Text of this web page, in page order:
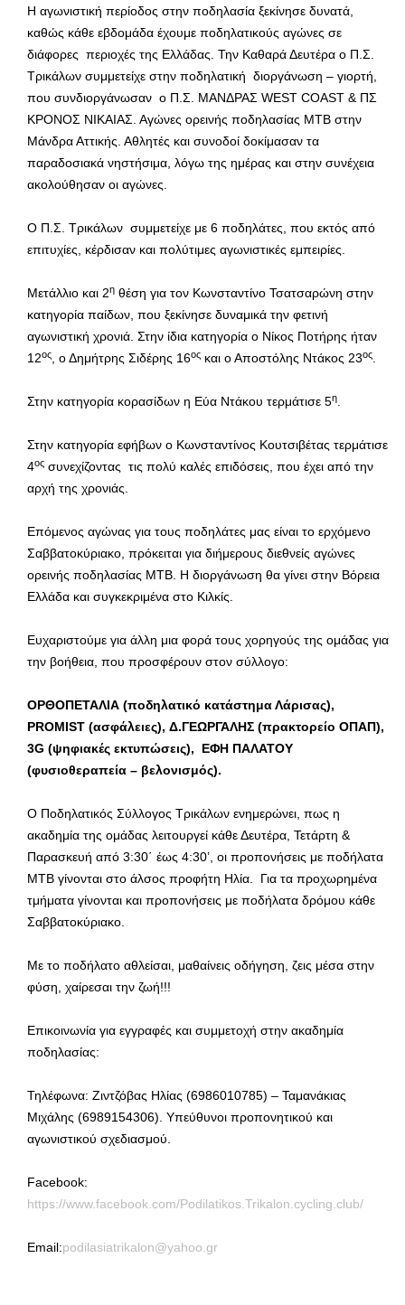
Η αγωνιστική περίοδος στην ποδηλασία ξεκίνησε δυνατά,
καθώς κάθε εβδομάδα έχουμε ποδηλατικούς αγώνες σε
διάφορες περιοχές της Ελλάδας. Την Καθαρά Δευτέρα ο Π.Σ.
Τρικάλων συμμετείχε στην ποδηλατική διοργάνωση – γιορτή,
που συνδιοργάνωσαν ο Π.Σ. ΜΑΝΔΡΑΣ WEST COAST & ΠΣ
ΚΡΟΝΟΣ ΝΙΚΑΙΑΣ. Αγώνες ορεινής ποδηλασίας ΜΤΒ στην
Μάνδρα Αττικής. Αθλητές και συνοδοί δοκίμασαν τα
παραδοσιακά νηστήσιμα, λόγω της ημέρας και στην συνέχεια
ακολούθησαν οι αγώνες.
Ο Π.Σ. Τρικάλων συμμετείχε με 6 ποδηλάτες, που εκτός από
επιτυχίες, κέρδισαν και πολύτιμες αγωνιστικές εμπειρίες.
Μετάλλιο και 2η θέση για τον Κωνσταντίνο Τσατσαρώνη στην
κατηγορία παίδων, που ξεκίνησε δυναμικά την φετινή
αγωνιστική χρονιά. Στην ίδια κατηγορία ο Νίκος Ποτήρης ήταν
12ος, ο Δημήτρης Σιδέρης 16ος και ο Αποστόλης Ντάκος 23ος.
Στην κατηγορία κορασίδων η Εύα Ντάκου τερμάτισε 5η.
Στην κατηγορία εφήβων ο Κωνσταντίνος Κουτσιβέτας τερμάτισε
4ος συνεχίζοντας τις πολύ καλές επιδόσεις, που έχει από την
αρχή της χρονιάς.
Επόμενος αγώνας για τους ποδηλάτες μας είναι το ερχόμενο
Σαββατοκύριακο, πρόκειται για διήμερους διεθνείς αγώνες
ορεινής ποδηλασίας ΜΤΒ. Η διοργάνωση θα γίνει στην Βόρεια
Ελλάδα και συγκεκριμένα στο Κιλκίς.
Ευχαριστούμε για άλλη μια φορά τους χορηγούς της ομάδας για
την βοήθεια, που προσφέρουν στον σύλλογο:
ΟΡΘΟΠΕΤΑΛΙΑ (ποδηλατικό κατάστημα Λάρισας),
PROMIST (ασφάλειες), Δ.ΓΕΩΡΓΑΛΗΣ (πρακτορείο ΟΠΑΠ),
3G (ψηφιακές εκτυπώσεις), ΕΦΗ ΠΑΛΑΤΟΥ
(φυσιοθεραπεία – βελονισμός).
Ο Ποδηλατικός Σύλλογος Τρικάλων ενημερώνει, πως η
ακαδημία της ομάδας λειτουργεί κάθε Δευτέρα, Τετάρτη &
Παρασκευή από 3:30΄ έως 4:30’, οι προπονήσεις με ποδήλατα
ΜΤΒ γίνονται στο άλσος προφήτη Ηλία. Για τα προχωρημένα
τμήματα γίνονται και προπονήσεις με ποδήλατα δρόμου κάθε
Σαββατοκύριακο.
Με το ποδήλατο αθλείσαι, μαθαίνεις οδήγηση, ζεις μέσα στην
φύση, χαίρεσαι την ζωή!!!
Επικοινωνία για εγγραφές και συμμετοχή στην ακαδημία
ποδηλασίας:
Τηλέφωνα: Ζιντζόβας Ηλίας (6986010785) – Ταμανάκιας
Μιχάλης (6989154306). Υπεύθυνοι προπονητικού και
αγωνιστικού σχεδιασμού.
Facebook:
https://www.facebook.com/Podilatikos.Trikalon.cycling.club/
Email:podilasiatrikalon@yahoo.gr